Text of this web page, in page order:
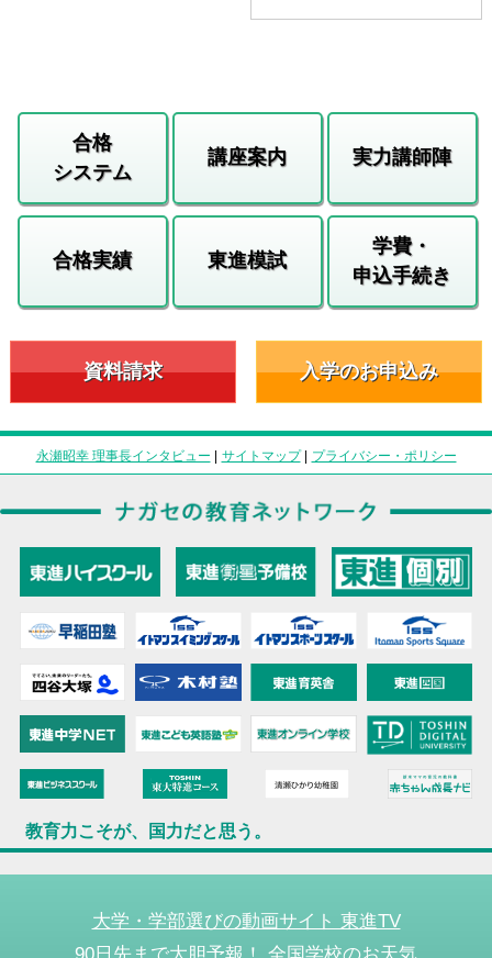
合格
システム
講座案内 実力講師陣
合格実績 東進模試
学費・
申込手続き
資料請求 入学のお申込み
永瀬昭幸 理事長インタビュー | サイトマップ| プライバシー・ポリシー
教育力こそが、国力だと思う。
大学・学部選びの動画サイト 東進TV